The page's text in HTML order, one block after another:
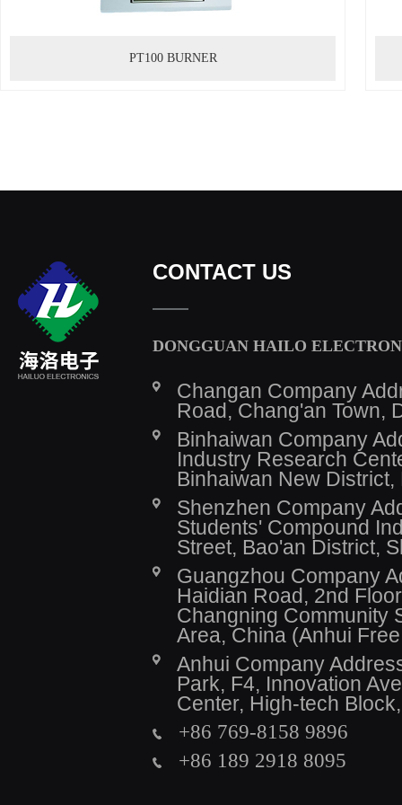
PT100 BURNER
CONTACT US
DONGGUAN HAILO
Changan Company
Road, Chang'an Town,
Binhaiwan Company
Industry Research
Binhaiwan New
Shenzhen Company
Students' Compound
Street, Bao'an District,
Guangzhou Company
Haidian Road, 2nd
Changning Community
Area, China (Anhui
Anhui Company
Park, F4, Innovation
Center, High-tech
+86 769-8158 9896
+86 189 2918 8095